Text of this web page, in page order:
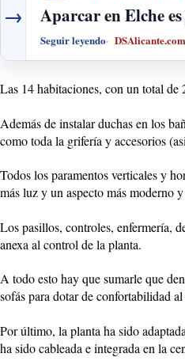
→ Aparcar en Elche
Seguir leyendo DSAlicante.com
Las 14 habitaciones, con un total de
Además de instalar duchas en los
como toda la grifería y accesorios
Todos los paramentos verticales y
más luz y un aspecto más moderno
Los pasillos, controles, enfermería,
anexa al control de la planta.
A todo esto hay que sumarle que
sofás para dotar de confortabilidad al
Por último, la planta ha sido
ha sido cableada e integrada en la